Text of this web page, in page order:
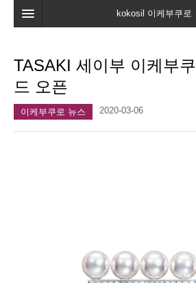
kokosil 이케부쿠로
지도
최신정보
TASAKI 세이부 이케부
드 오픈
이케부쿠로 뉴스 2020-03-06